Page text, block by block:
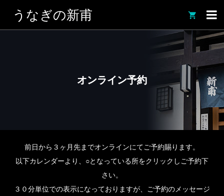
うなぎの新甫 
オンライン予約
前日から３ヶ月先までオンラインにてご予約賜ります。
以下カレンダーより、○となっている所をクリックしご予約下
さい。
３０分単位での表示になっておりますが、ご予約のメッセージ